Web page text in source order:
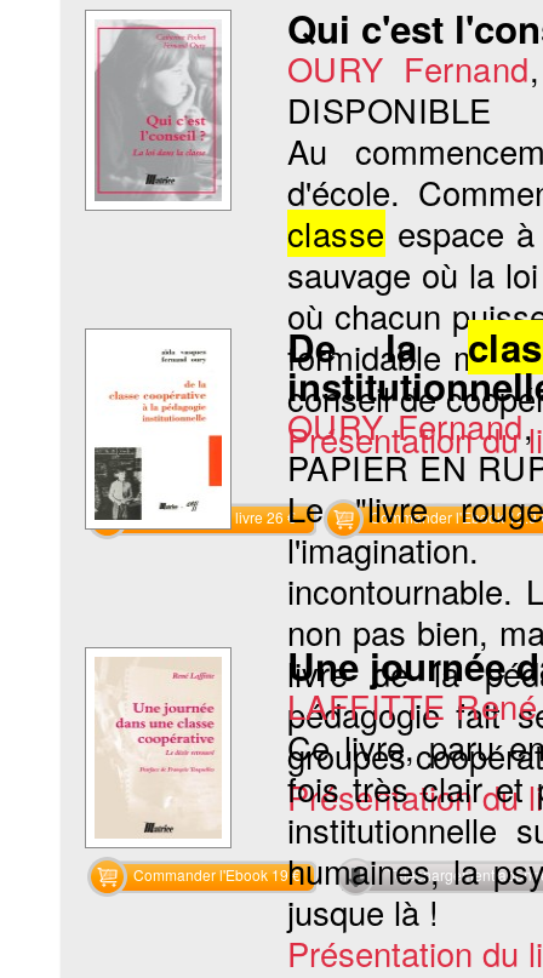
Qui c'est
OURY Fernand
DISPONIBLE
Au
d'école.
classe espace
sauvage où la
où chacun
formidable
conseil de
Présentation du
Commander le livre 26 € Commander l'Ebook 12.9
De la
OURY Fernand
PAPIER EN
Le "livre
incontournable.
non pas bien,
livre de la
pédagogie fait
groupes
Présentation du
Commander l'Ebook 19 € Téléchargement
Une journée
LAFFITTE René
Ce livre, paru
fois très clair et
institutionnelle
humaines, la
jusque là !
Présentation du